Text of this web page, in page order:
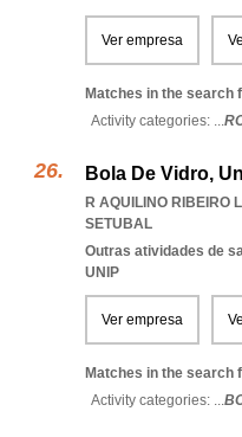
Ver empresa
Matches in the search
Activity categories: ...
Bola De Vidro,
R AQUILINO RIBEIRO
SETUBAL
Outras atividades de
UNIP
Ver empresa
Matches in the search
Activity categories: ...